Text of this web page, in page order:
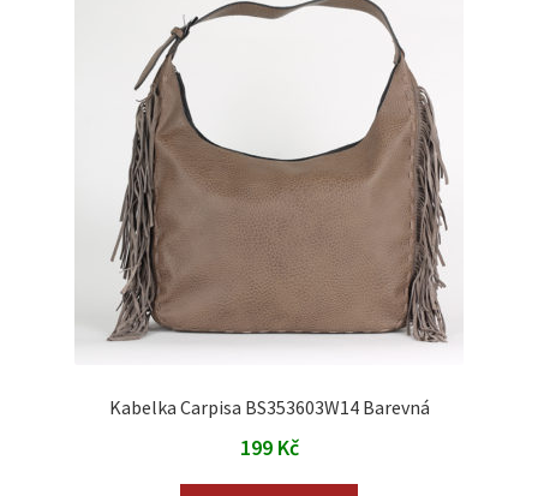
Kabelka Carpisa BS353603W14 Barevná
199 Kč